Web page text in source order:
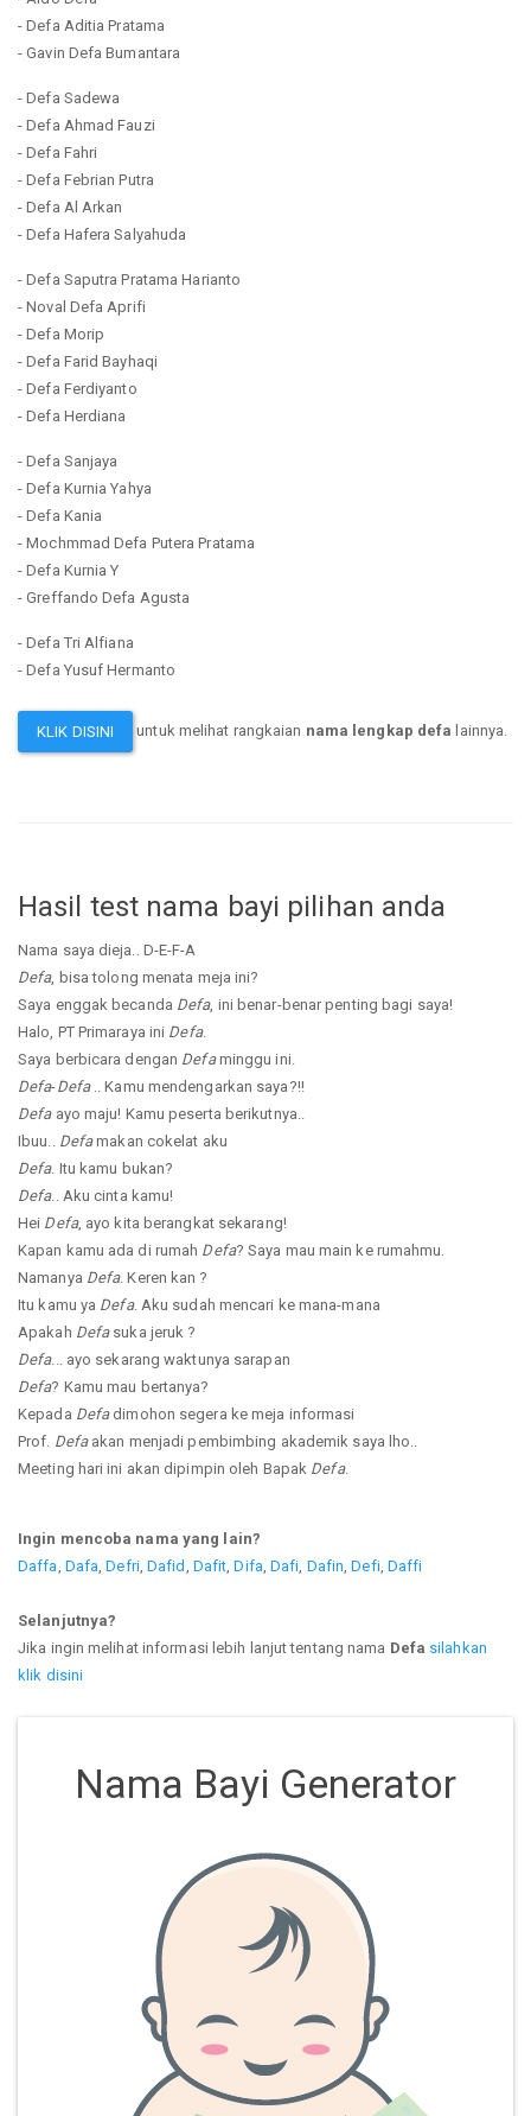
- Defa Aditia Pratama
- Gavin Defa Bumantara
- Defa Sadewa
- Defa Ahmad Fauzi
- Defa Fahri
- Defa Febrian Putra
- Defa Al Arkan
- Defa Hafera Salyahuda
- Defa Saputra Pratama Harianto
- Noval Defa Aprifi
- Defa Morip
- Defa Farid Bayhaqi
- Defa Ferdiyanto
- Defa Herdiana
- Defa Sanjaya
- Defa Kurnia Yahya
- Defa Kania
- Mochmmad Defa Putera Pratama
- Defa Kurnia Y
- Greffando Defa Agusta
- Defa Tri Alfiana
- Defa Yusuf Hermanto
KLIK DISINI untuk melihat rangkaian nama lengkap defa lainnya.
Hasil test nama bayi pilihan anda
Nama saya dieja.. D-E-F-A
Defa, bisa tolong menata meja ini?
Saya enggak becanda Defa, ini benar-benar penting bagi saya!
Halo, PT Primaraya ini Defa.
Saya berbicara dengan Defaminggu ini.
Defa-Defa.. Kamu mendengarkan saya?!!
Defaayo maju! Kamu peserta berikutnya..
Ibuu.. Defamakan cokelat aku
Defa. Itu kamu bukan?
Defa.. Aku cinta kamu!
Hei Defa, ayo kita berangkat sekarang!
Kapan kamu ada di rumah Defa? Saya mau main ke rumahmu.
Namanya Defa. Keren kan ?
Itu kamu ya Defa. Aku sudah mencari ke mana-mana
Apakah Defasuka jeruk ?
Defa... ayo sekarang waktunya sarapan
Defa? Kamu mau bertanya?
Kepada Defadimohon segera ke meja informasi
Prof. Defaakan menjadi pembimbing akademik saya lho..
Meeting hari ini akan dipimpin oleh Bapak Defa.
Ingin mencoba nama yang lain?
Daffa Dafa ,Defri,Dafid Dafit ,Difa ,Dafi Dafin ,Defi, Daffi
Selanjutnya?
Jika ingin melihat informasi lebih lanjut tentang nama Defa silahkan
klik disini
Nama Bayi Generator